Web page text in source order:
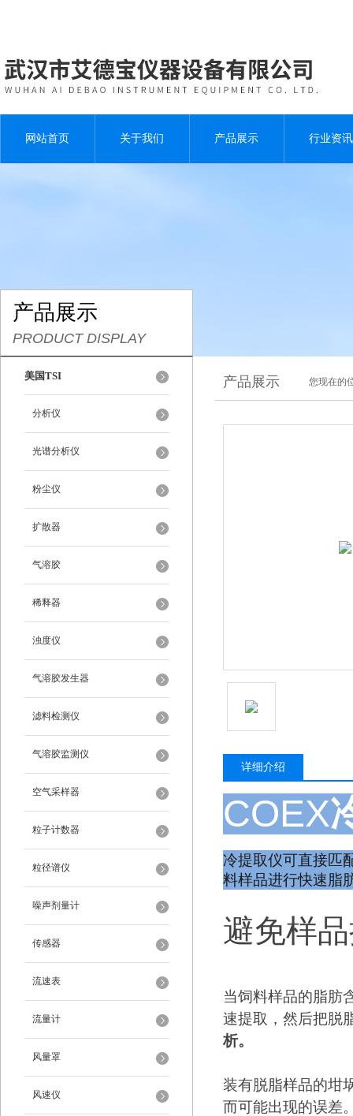
网站首页 关于我们 产品展示 行业资讯
产品展示
PRODUCT DISPLAY
美国TSI
分析仪
光谱分析仪
粉尘仪
扩散器
气溶胶
稀释器
浊度仪
气溶胶发生器
滤料检测仪
气溶胶监测仪
空气采样器
粒子计数器
粒径谱仪
噪声剂量计
传感器
流速表
流量计
风量罩
风速仪
产品展示 您现在的
详细介绍
COEX
冷提取仪可直接匹
料样品进行快速脂
避免样
当饲料样品的脂肪
速提取，然后把脱
析。
装有脱脂样品的坩
而可能出现的误差